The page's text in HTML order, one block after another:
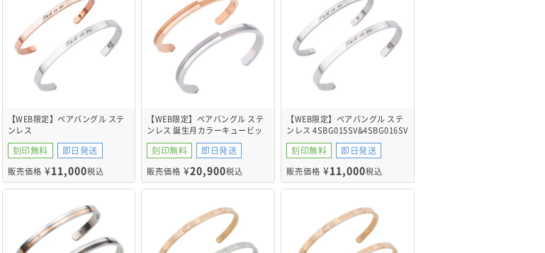
【WEB限定】ペアバングル ステ
ンレス
4SBG015GO&4SBG016SV
刻印無料 即日発送
販売価格 ¥11,000税込
【WEB限定】ペアバングル ステ
ンレス 誕生月カラーキュービッ
ク 4SBG201GO&4SBG202SV
刻印無料 即日発送
販売価格 ¥20,900税込
【WEB限定】ペアバングル ステ
ンレス 4SBG015SV&4SBG016SV
刻印無料 即日発送
販売価格 ¥11,000税込